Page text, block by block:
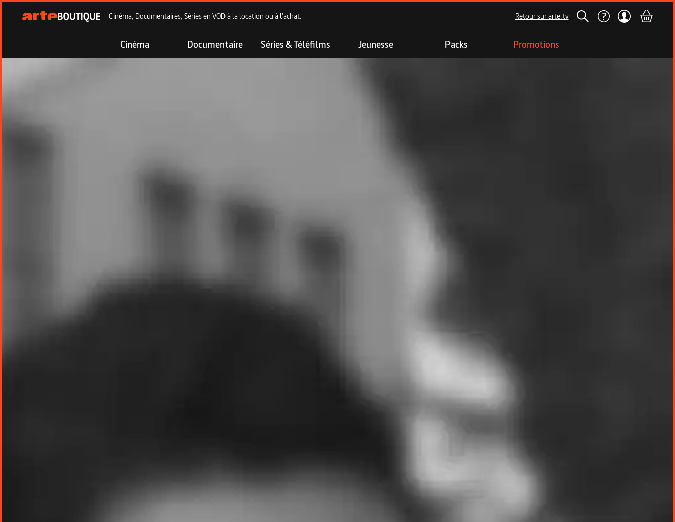
Cinéma, Documentaires, Séries en VOD à la location ou à l’achat. Retour sur arte.tv
Cinéma Documentaire Séries & Téléfilms Jeunesse Packs Promotions